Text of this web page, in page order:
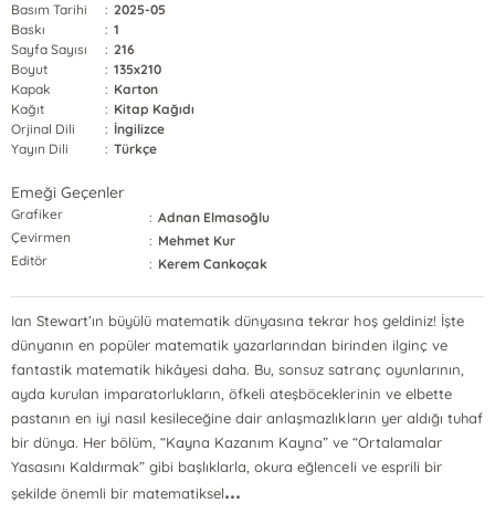
Basım Tarihi
: 2025-05
Baskı
: 1
Sayfa Sayısı
: 216
Boyut
: 135x210
Kapak
: Karton
Kağıt
: Kitap Kağıdı
Orjinal Dili
: İngilizce
Yayın Dili
: Türkçe
Emeği Geçenler
Grafiker : Adnan Elmasoğlu
Çevirmen
: Mehmet Kur
Editör
: Kerem Cankoçak
Ian Stewart’ın büyülü matematik dünyasına tekrar hoş geldiniz! İşte
dünyanın en popüler matematik yazarlarından birinden ilginç ve
fantastik matematik hikâyesi daha. Bu, sonsuz satranç oyunlarının,
ayda kurulan imparatorlukların, öfkeli ateşböceklerinin ve elbette
pastanın en iyi nasıl kesileceğine dair anlaşmazlıkların yer aldığı tuhaf
bir dünya. Her bölüm, “Kayna Kazanım Kayna” ve “Ortalamalar
Yasasını Kaldırmak” gibi başlıklarla, okura eğlenceli ve esprili bir
şekilde önemli bir matematiksel...